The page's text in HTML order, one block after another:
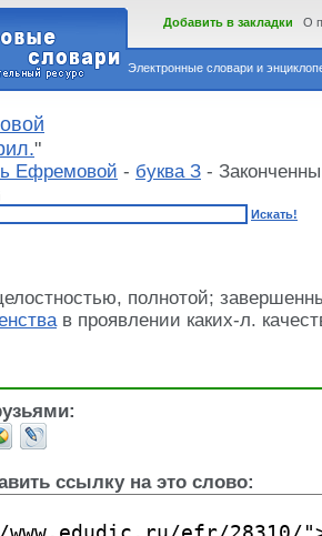
Электронные словари и
Добавить в закладки О
"
Ефремовой - буква З -
Искать!
полнотой;
в проявлении каких-л.
ссылку на это слово: